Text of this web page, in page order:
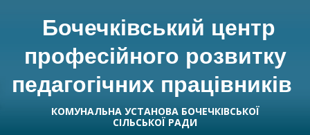
Бочечківський центр
професійного розвитку
педагогічних працівників
КОМУНАЛЬНА УСТАНОВА БОЧЕЧКІВСЬКОЇ
СІЛЬСЬКОЇ РАДИ